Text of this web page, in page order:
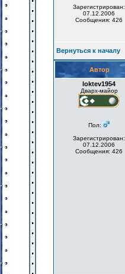
Зарегистрирован:
07.12.2006
Сообщения: 426
Вернуться к началу
Автор
loktev1954
Дварх-майор
Пол:
Зарегистрирован:
07.12.2006
Сообщения: 426